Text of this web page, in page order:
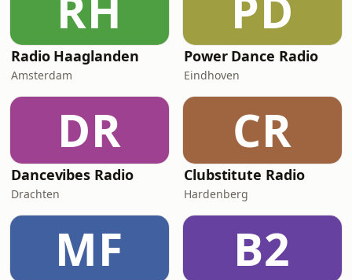
Radio Haaglanden
Amsterdam
Power Dance Radio
Eindhoven
DR
Dancevibes Radio
Drachten
CR
Clubstitute Radio
Hardenberg
MF B2